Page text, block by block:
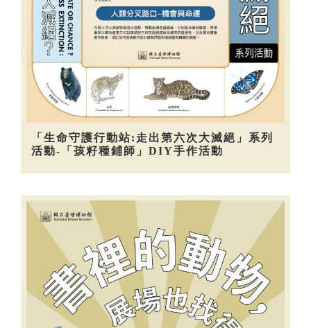
「生命守護行動站:走出第六次大滅絕」系列
活動-「孩籽種鋪師」DIY手作活動